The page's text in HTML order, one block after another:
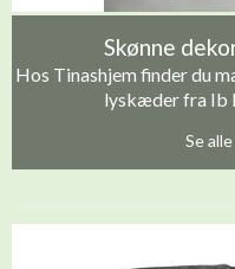
Skønne
Hos Tinashjem finder du
lyskæder fra Ib
Se